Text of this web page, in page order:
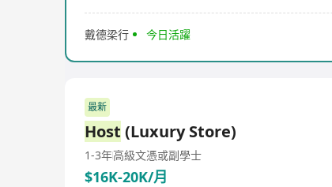
戴德梁行 今日活躍
最新
Host (Luxury Store)
1-3年高級文憑或副學士
$16K-20K/月